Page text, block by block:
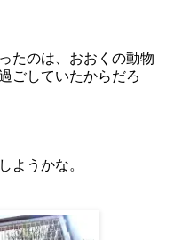
たのは、おおくの動物
ごしていたからだろ
ようかな。